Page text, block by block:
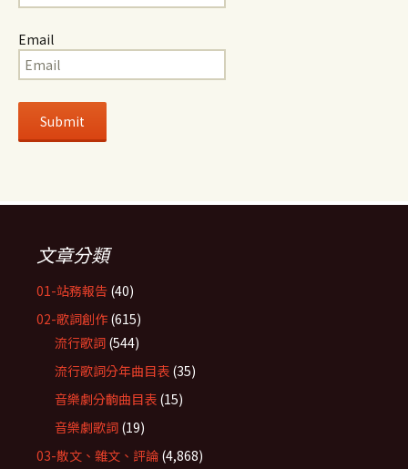
Email
文章分類
01-站務報告 (40)
02-歌詞創作 (615)
流行歌詞 (544)
流行歌詞分年曲目表 (35)
音樂劇分齣曲目表 (15)
音樂劇歌詞 (19)
03-散文、雜文、評論 (4,868)